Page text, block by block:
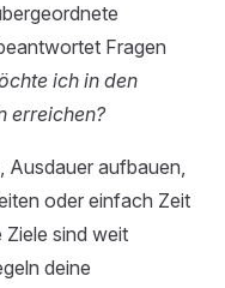
Fragen
ich in den
erreichen?
Ausdauer aufbauen,
oder einfach Zeit
Ziele sind weit
deine